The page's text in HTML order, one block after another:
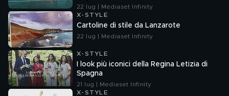
22 lug | Mediaset Infinity
X-STYLE
Cartoline di stile da Lanzarote
22 lug | Mediaset Infinity
X-STYLE
I look più iconici della Regina Letizia di
Spagna
21 lug | Mediaset Infinity
X-STYLE